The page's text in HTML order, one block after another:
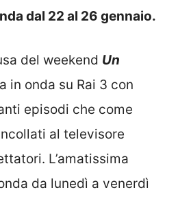
dal 22 al 26 gennaio.
del weekend Un
in onda su Rai 3 con
episodi che come
al televisore
L’amatissima
da lunedì a venerdì